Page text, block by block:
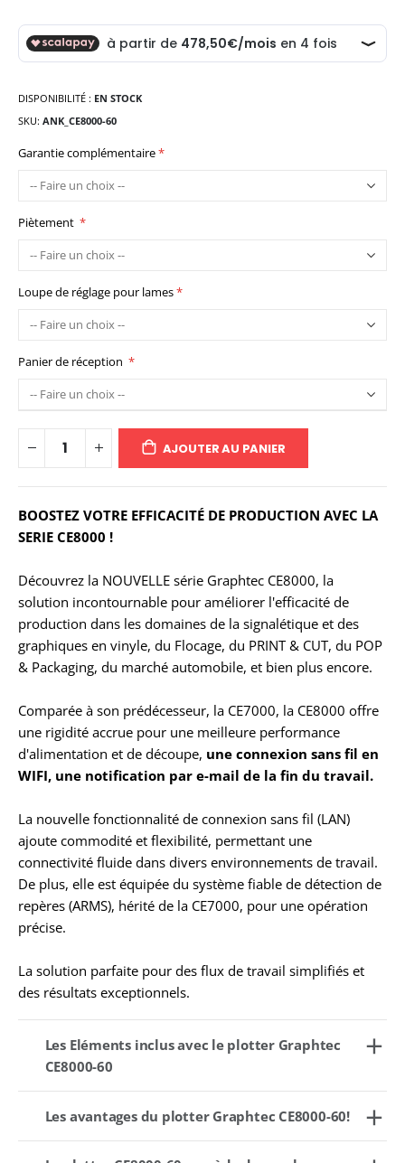
DISPONIBILITÉ : EN STOCK
SKU ANK_CE8000-60
Garantie complémentaire
Piètement
Loupe de réglage pour lames
Panier de réception
AJOUTER AU PANIER
BOOSTEZ VOTRE EFFICACITÉ DE PRODUCTION AVEC LA
SERIE CE8000 !
Découvrez la NOUVELLE série Graphtec CE8000, la
solution incontournable pour améliorer l'efficacité de
production dans les domaines de la signalétique et des
graphiques en vinyle, du Flocage, du PRINT & CUT, du POP
& Packaging, du marché automobile, et bien plus encore.
Comparée à son prédécesseur, la CE7000, la CE8000 offre
une rigidité accrue pour une meilleure performance
d'alimentation et de découpe, une connexion sans fil en
WIFI, une notification par e-mail de la fin du travail.
La nouvelle fonctionnalité de connexion sans fil (LAN)
ajoute commodité et flexibilité, permettant une
connectivité fluide dans divers environnements de travail.
De plus, elle est équipée du système fiable de détection de
repères (ARMS), hérité de la CE7000, pour une opération
précise.
La solution parfaite pour des flux de travail simplifiés et
des résultats exceptionnels.
Les Eléments inclus avec le plotter Graphtec
CE8000-60
Les avantages du plotter Graphtec CE8000-60!